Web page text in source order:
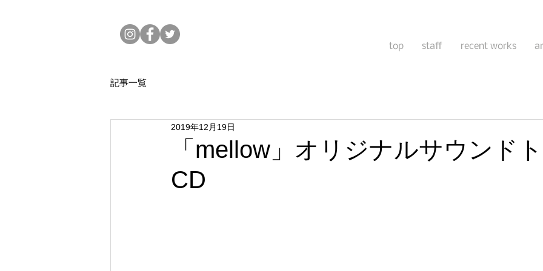
top staff recent works
記事一覧
「mellow」オリジナルサウンド
CD
2019年12月19日